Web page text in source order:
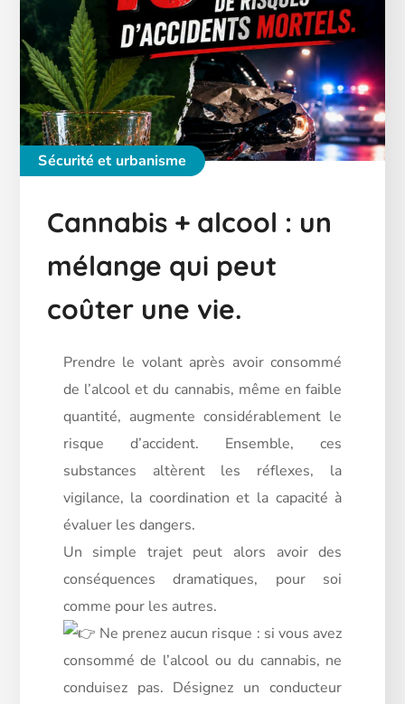
Sécurité et urbanisme
Cannabis + alcool : un
mélange qui peut
coûter une vie.
Prendre le volant après avoir consommé
de l’alcool et du cannabis, même en faible
quantité, augmente considérablement le
risque d’accident. Ensemble, ces
substances altèrent les réflexes, la
vigilance, la coordination et la capacité à
évaluer les dangers.
Un simple trajet peut alors avoir des
conséquences dramatiques, pour soi
comme pour les autres.
Ne prenez aucun risque : si vous avez
consommé de l’alcool ou du cannabis, ne
conduisez pas. Désignez un conducteur